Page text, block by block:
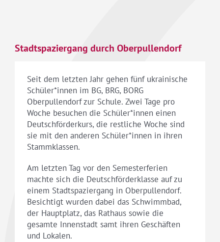
Stadtspaziergang durch Oberpullendorf
Seit dem letzten Jahr gehen fünf ukrainische
Schüler*innen im BG, BRG, BORG
Oberpullendorf zur Schule. Zwei Tage pro
Woche besuchen die Schüler*innen einen
Deutschförderkurs, die restliche Woche sind
sie mit den anderen Schüler*innen in ihren
Stammklassen.
Am letzten Tag vor den Semesterferien
machte sich die Deutschförderklasse auf zu
einem Stadtspaziergang in Oberpullendorf.
Besichtigt wurden dabei das Schwimmbad,
der Hauptplatz, das Rathaus sowie die
gesamte Innenstadt samt ihren Geschäften
und Lokalen.